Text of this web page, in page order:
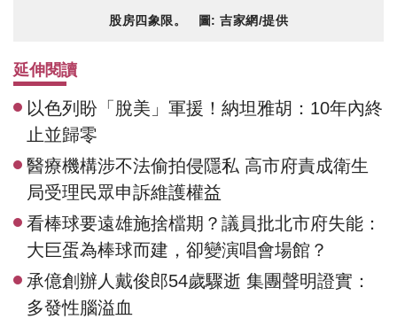
股房四象限。 圖: 吉家網/提供
延伸閱讀
以色列盼「脫美」軍援！納坦雅胡：10年內終
止並歸零
醫療機構涉不法偷拍侵隱私 高市府責成衛生
局受理民眾申訴維護權益
看棒球要遠雄施捨檔期？議員批北市府失能：
大巨蛋為棒球而建，卻變演唱會場館？
承億創辦人戴俊郎54歲驟逝 集團聲明證實：
多發性腦溢血